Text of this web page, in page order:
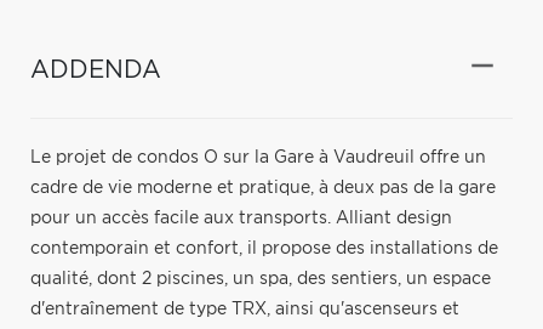
ADDENDA
Le projet de condos O sur la Gare à Vaudreuil offre un
cadre de vie moderne et pratique, à deux pas de la gare
pour un accès facile aux transports. Alliant design
contemporain et confort, il propose des installations de
qualité, dont 2 piscines, un spa, des sentiers, un espace
d'entraînement de type TRX, ainsi qu'ascenseurs et